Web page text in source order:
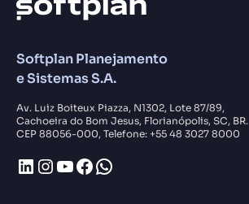
Softplan Planejamento
e Sistemas S.A.
Av. Luiz Boiteux Piazza, N1302, Lote 87/89,
Cachoeira do Bom Jesus, Florianópolis, SC, BR.
CEP 88056-000, Telefone: +55 48 3027 8000
LinkedIn
Instagram
Youtube
Facebook
WhatsApp